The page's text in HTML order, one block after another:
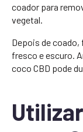
coador para
vegetal.
Depois de coado,
fresco e escuro.
coco CBD pode